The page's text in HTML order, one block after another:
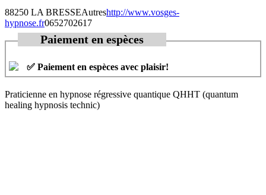
88250 LA BRESSEAutreshttp://www.vosges-
hypnose.fr0652702617
Paiement en espèces
✅ Paiement en espèces avec plaisir!
Praticienne en hypnose régressive quantique QHHT (quantum
healing hypnosis technic)